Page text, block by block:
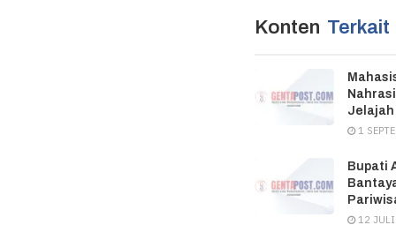
Konten Terkait
Jelajah
1
Bupati
12